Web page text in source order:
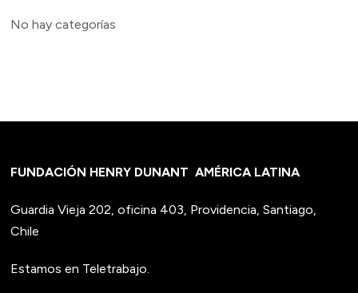
No hay categorías
FUNDACIÓN HENRY DUNANTAMÉRICA LATINA
Guardia Vieja 202, oficina 403, Providencia, Santiago,
Chile
Estamos en Teletrabajo.